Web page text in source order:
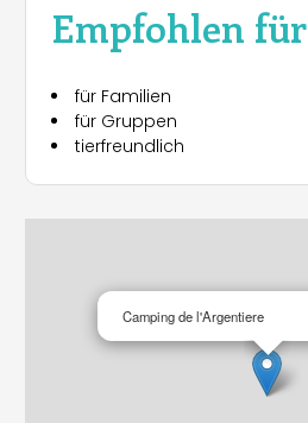
Empfohlen für
für Familien
für Gruppen
tierfreundlich
Camping de l'Argentiere